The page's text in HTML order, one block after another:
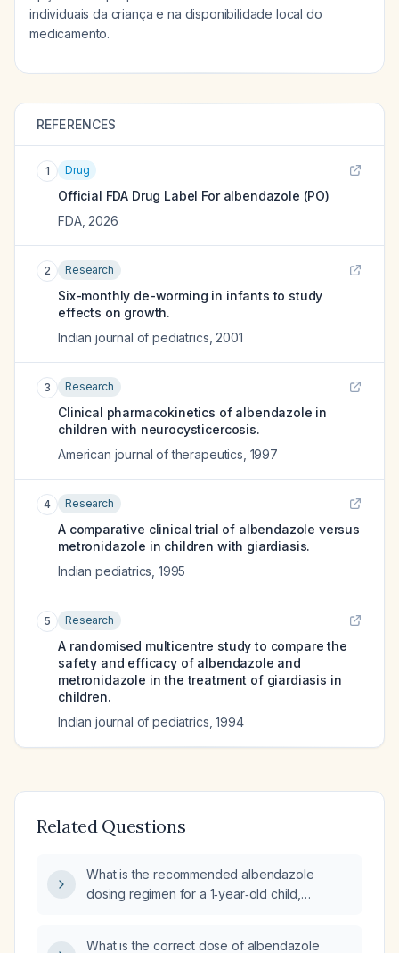
individuais da criança e na disponibilidade local do
medicamento.
REFERENCES
1 Drug
Official FDA Drug Label For albendazole (PO)
FDA, 2026
2 Research
Six-monthly de-worming in infants to study
effects on growth.
Indian journal of pediatrics 2001
3 Research
Clinical pharmacokinetics of albendazole in
children with neurocysticercosis.
American journal of therapeutics 1997
4 Research
A comparative clinical trial of albendazole versus
metronidazole in children with giardiasis.
Indian pediatrics 1995
5 Research
A randomised multicentre study to compare the
safety and efficacy of albendazole and
metronidazole in the treatment of giardiasis in
children.
Indian journal of pediatrics ,1994
Related Questions
What is the recommended albendazole
dosing regimen for a 1‑year‑old child,
What is the correct dose of albendazole